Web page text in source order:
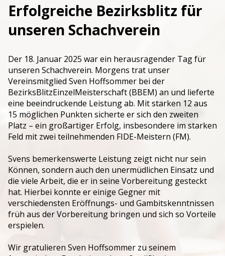
Unser Klub
Vereinslokal
Kontakt
Archiv
Berichte
Jugendtraining
Erfolgreiche Bezirksblitz für
unseren Schachverein
Der 18. Januar 2025 war ein herausragender Tag für
unseren Schachverein. Morgens trat unser
Vereinsmitglied Sven Hoffsommer bei der
BezirksBlitzEinzelMeisterschaft (BBEM) an und lieferte
eine beeindruckende Leistung ab. Mit starken 12 aus
15 möglichen Punkten sicherte er sich den zweiten
Platz – ein großartiger Erfolg, insbesondere im starken
Feld mit zwei teilnehmenden FIDE-Meistern (FM).
Svens bemerkenswerte Leistung zeigt nicht nur sein
Können, sondern auch den unermüdlichen Einsatz und
die viele Arbeit, die er in seine Vorbereitung gesteckt
hat. Hierbei konnte er einige Gegner mit
verschiedensten Eröffnungs- und Gambitskenntnissen
früh aus der Vorbereitung bringen und sich so Vorteile
erspielen.
Wir gratulieren Sven Hoffsommer zu seinem